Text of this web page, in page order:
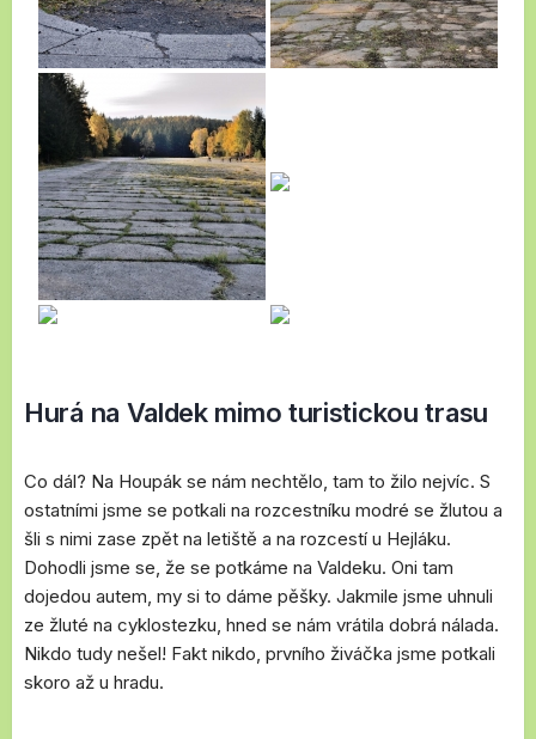
Hurá na Valdek mimo turistickou trasu
Co dál? Na Houpák se nám nechtělo, tam to žilo nejvíc. S
ostatními jsme se potkali na rozcestníku modré se žlutou a
šli s nimi zase zpět na letiště a na rozcestí u Hejláku.
Dohodli jsme se, že se potkáme na Valdeku. Oni tam
dojedou autem, my si to dáme pěšky. Jakmile jsme uhnuli
ze žluté na cyklostezku, hned se nám vrátila dobrá nálada.
Nikdo tudy nešel! Fakt nikdo, prvního živáčka jsme potkali
skoro až u hradu.